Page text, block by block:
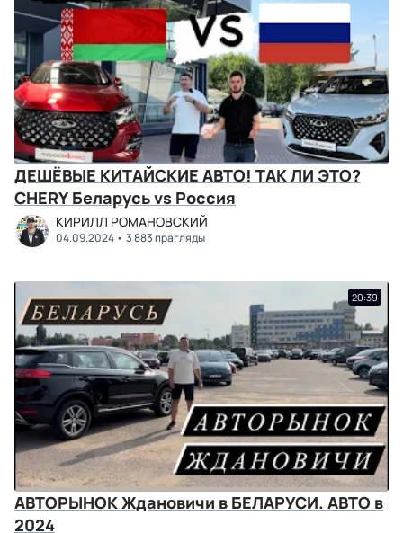
ДЕШЁВЫЕ КИТАЙСКИЕ АВТО! ТАК ЛИ ЭТО?
CHERY Беларусь vs Россия
КИРИЛЛ РОМАНОВСКИЙ
04.09.2024 3 883 прагляды
20:39
АВТОРЫНОК Ждановичи в БЕЛАРУСИ. АВТО в
2024